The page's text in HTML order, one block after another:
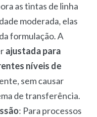
as tintas de linha
moderada, elas
formulação. A
ajustada para
níveis de
sem causar
de transferência.
: Para processos